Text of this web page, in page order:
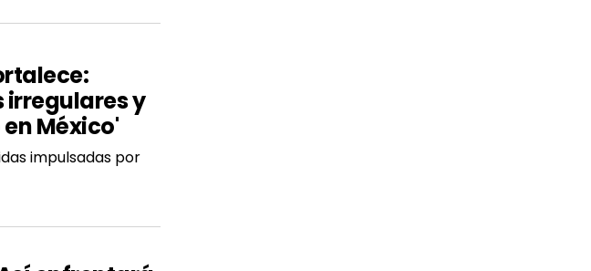
y
México'
impulsadas por